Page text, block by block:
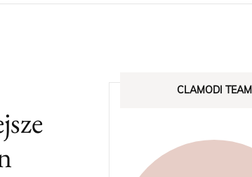
CLAMODI TEAM